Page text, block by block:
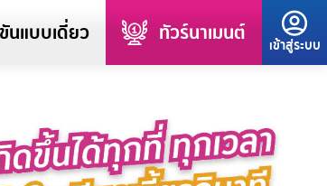
นแบบเดี่ยว ทัวร์นาเมนต์ เข้าสู่ระบบ